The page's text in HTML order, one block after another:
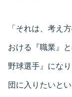
「それは、考え
おける『職業』
野球選手』にな
団に入りたいと